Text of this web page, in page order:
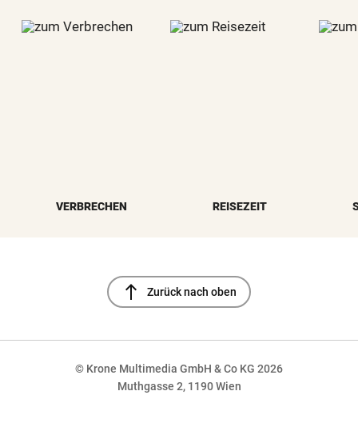
VERBRECHEN REISEZEIT
north Zurück nach oben
© Krone Multimedia GmbH & Co KG 2026
Muthgasse 2, 1190 Wien